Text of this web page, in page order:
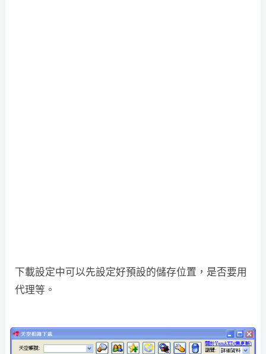
下載設定中可以先設定好預設的儲存位置，是否要用
代理等。